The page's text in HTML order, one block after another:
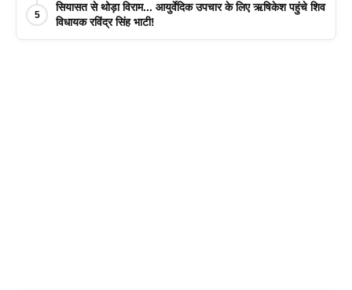
5
सियासत से थोड़ा विराम... आयुर्वेदिक उपचार के लिए ऋषिकेश पहुंचे शिव
विधायक रविंद्र सिंह भाटी!